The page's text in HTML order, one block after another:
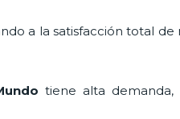
a la satisfacción total de
tiene alta